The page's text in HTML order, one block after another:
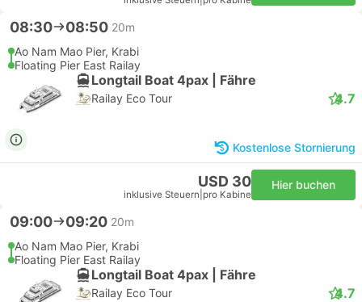
08:30 08:50 20m
Ao Nam Mao Pier, Krabi
Floating Pier East Railay
Longtail Boat 4pax | Fähre
Railay Eco Tour 4.7
Kostenlose Stornierung
USD 30
inklusive Steuern pro Kabine
Hier buchen
09:00 09:20 20m
Ao Nam Mao Pier, Krabi
Floating Pier East Railay
Longtail Boat 4pax | Fähre
Railay Eco Tour 4.7